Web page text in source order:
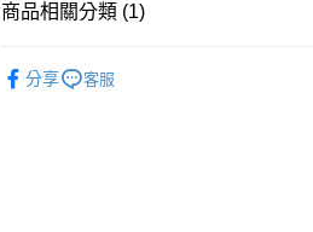
每筆NT$100，滿NT$1,000(含以上)免運費
商品相關分類 (1)
分享
客服